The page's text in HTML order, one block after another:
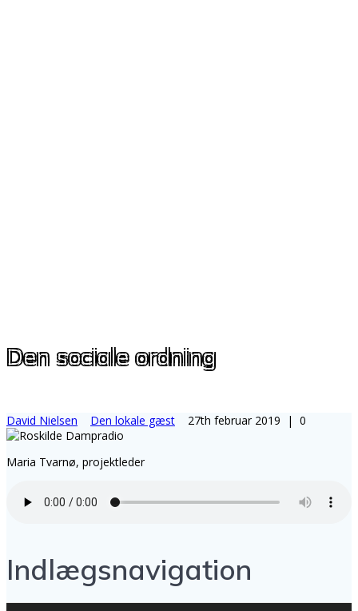
Den sociale ordning
David Nielsen Den lokale gæst 27th februar 2019 | 0
Maria Tvarnø, projektleder
Indlægsnavigation